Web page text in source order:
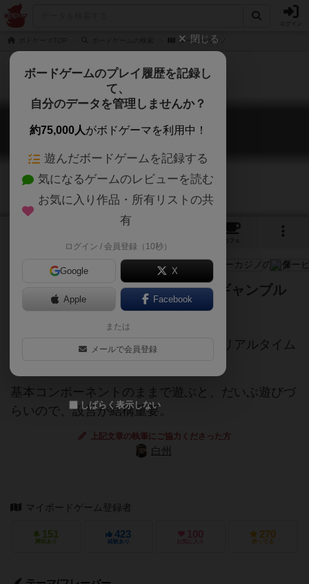
ダービーカジノ
ダービーカジノ
Ready Set Bet
カフェ
ありそうでなかったリアルタイムギャンブル
ゲーム！
競馬なのにルーレットっぽい賭け方をリアルタイム
基本コンポーネントのままで遊ぶと、だいぶ遊びづ
らいので、設営が結構重要。
上記文章の執筆にご協力くださった方
白州
マイボードゲーム登録者
151
興味あり
423
経験あり
100
お気に入り
270
持ってる
閉じる
ボードゲームのプレイ履歴を記録し
て、
自分のデータを管理しませんか？
約75,000人がボドゲーマを利用中！
遊んだボードゲームを記録する
気になるゲームのレビューを読む
お気に入り作品・所有リストの共
有
ログイン / 会員登録（10秒）
Google X
Apple Facebook
または
メールで会員登録
しばらく表示しない